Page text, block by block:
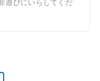
遊びにいらしてくだ